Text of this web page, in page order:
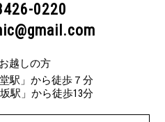
0220
越しの方
駅」から徒歩７分
駅」から徒歩13分